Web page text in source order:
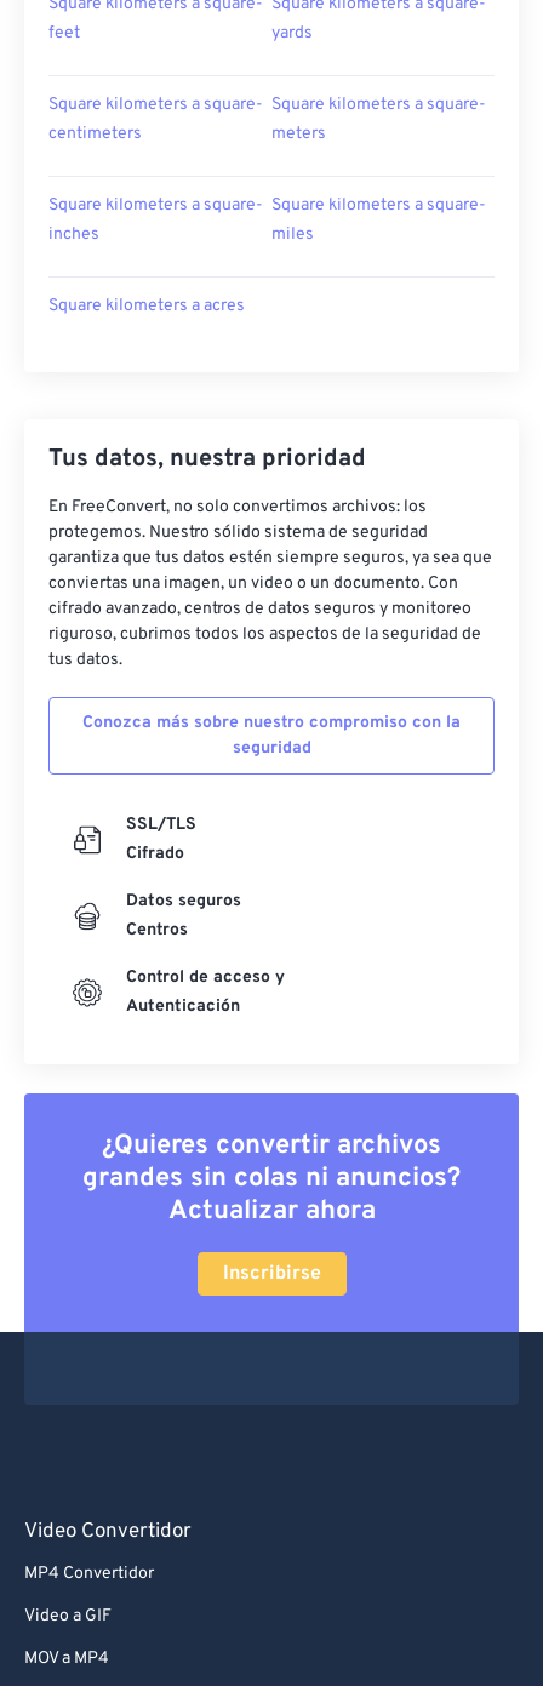
Square kilometers a square-
feet
Square kilometers a square-
yards
Square kilometers a square-
centimeters
Square kilometers a square-
meters
Square kilometers a square-
inches
Square kilometers a square-
miles
Square kilometers a acres
Tus datos, nuestra prioridad
En FreeConvert, no solo convertimos archivos: los
protegemos. Nuestro sólido sistema de seguridad
garantiza que tus datos estén siempre seguros, ya sea que
conviertas una imagen, un video o un documento. Con
cifrado avanzado, centros de datos seguros y monitoreo
riguroso, cubrimos todos los aspectos de la seguridad de
tus datos.
Conozca más sobre nuestro compromiso con la
seguridad
SSL/TLS
Cifrado
Datos seguros
Centros
Control de acceso y
Autenticación
¿Quieres convertir archivos
grandes sin colas ni anuncios?
Actualizar ahora
Inscribirse
Video Convertidor
MP4 Convertidor
Video a GIF
MOV a MP4